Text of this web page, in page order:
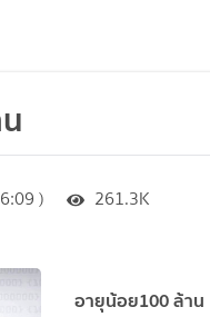
) 261.3K
อายุน้อย100 ล้าน